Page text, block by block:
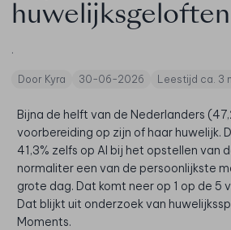
.
Door Kyra 30-06-2026 Leestijd ca. 3
Bijna de helft van de Nederlanders
voorbereiding op zijn of haar huwelijk.
41,3% zelfs op AI bij het opstellen van
normaliter een van de persoonlijkste
grote dag. Dat komt neer op 1 op de 5
Dat blijkt uit onderzoek van
Moments.